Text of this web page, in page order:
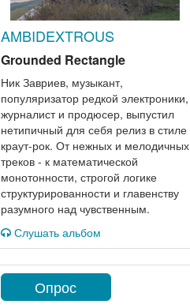
AMBIDEXTROUS
Grounded Rectangle
Ник Завриев, музыкант,
популяризатор редкой электроники,
журналист и продюсер, выпустил
нетипичный для себя релиз в стиле
краут-рок. От нежных и мелодичных
треков - к математической
монотонности, строгой логике
структурированности и главенству
разумного над чувственным.
Слушать альбом
Опрос